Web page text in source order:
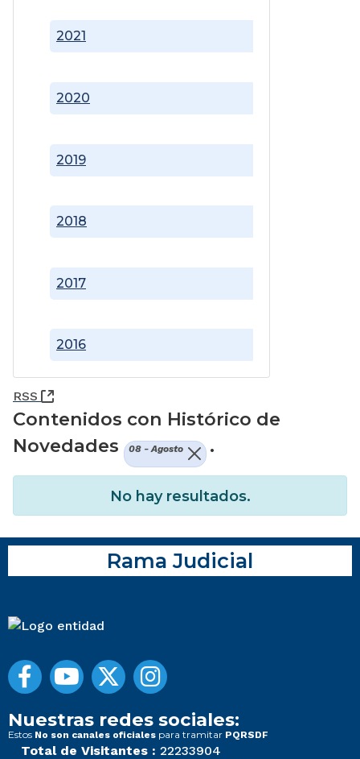
2016
2017
2018
2019
2020
2021
RSS (Abre una nueva ventana)
Contenidos con Histórico de
Novedades
08 - Agosto .
No hay resultados.
Rama Judicial
Nuestras redes sociales:
Estos No son canales oficiales para tramitar PQRSDF
Total de Visitantes : 22233904